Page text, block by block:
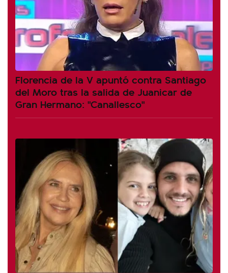
Florencia de la V apuntó contra Santiago
del Moro tras la salida de Juanicar de
Gran Hermano: "Canallesco"